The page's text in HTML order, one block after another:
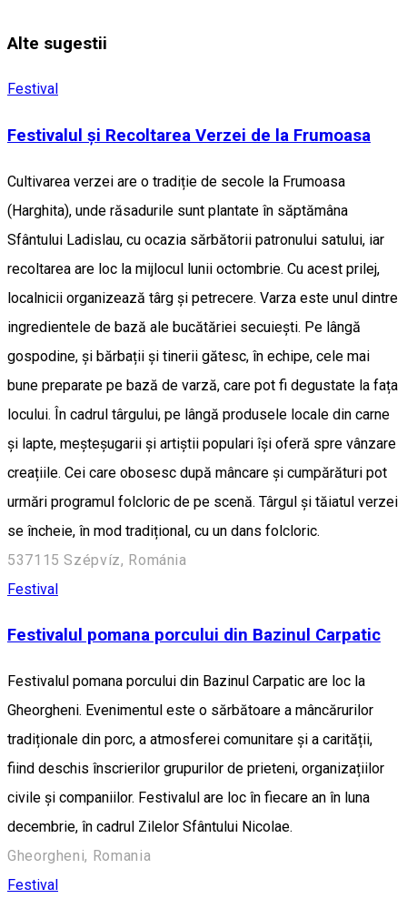
Alte sugestii
Festival
Festivalul și Recoltarea Verzei de la Frumoasa
Cultivarea verzei are o tradiție de secole la Frumoasa
(Harghita), unde răsadurile sunt plantate în săptămâna
Sfântului Ladislau, cu ocazia sărbătorii patronului satului, iar
recoltarea are loc la mijlocul lunii octombrie. Cu acest prilej,
localnicii organizează târg și petrecere. Varza este unul dintre
ingredientele de bază ale bucătăriei secuiești. Pe lângă
gospodine, și bărbații și tinerii gătesc, în echipe, cele mai
bune preparate pe bază de varză, care pot fi degustate la fața
locului. În cadrul târgului, pe lângă produsele locale din carne
și lapte, meșteșugarii și artiștii populari își oferă spre vânzare
creațiile. Cei care obosesc după mâncare și cumpărături pot
urmări programul folcloric de pe scenă. Târgul și tăiatul verzei
se încheie, în mod tradițional, cu un dans folcloric.
537115 Szépvíz, Románia
Festival
Festivalul pomana porcului din Bazinul Carpatic
Festivalul pomana porcului din Bazinul Carpatic are loc la
Gheorgheni. Evenimentul este o sărbătoare a mâncărurilor
tradiționale din porc, a atmosferei comunitare și a carității,
fiind deschis înscrierilor grupurilor de prieteni, organizațiilor
civile și companiilor. Festivalul are loc în fiecare an în luna
decembrie, în cadrul Zilelor Sfântului Nicolae.
Gheorgheni, Romania
Festival